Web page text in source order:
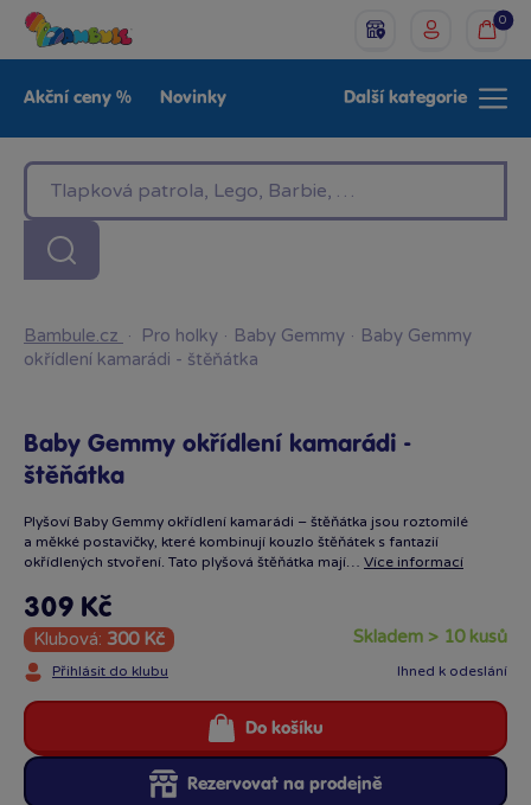
0
Akční ceny % Novinky
LEGO®
Baby Značky
Další kategorie
Bambule.cz · Pro holky · Baby Gemmy · Baby Gemmy
okřídlení kamarádi - štěňátka
Baby Gemmy okřídlení kamarádi -
štěňátka
Plyšoví Baby Gemmy okřídlení kamarádi – štěňátka jsou roztomilé
a měkké postavičky, které kombinují kouzlo štěňátek s fantazií
okřídlených stvoření. Tato plyšová štěňátka mají… Více informací
309 Kč
Klubová: 300 Kč
Přihlásit do klubu
skladem > 10 kusů
Ihned k odeslání
Rezervovat na prodejně
Do košíku